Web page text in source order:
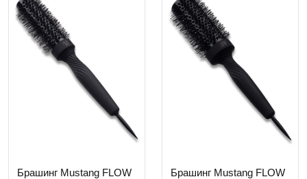
Брашинг Mustang FLOW
Брашинг Mustang FLOW